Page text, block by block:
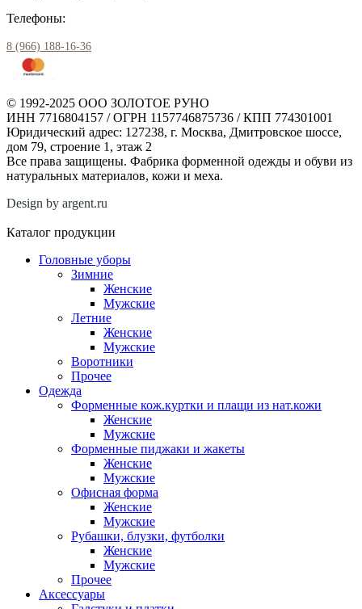
Телефоны:
8 (966) 188-16-36
© 1992-2025 ООО ЗОЛОТОЕ РУНО
ИНН 7716804157 / ОГРН 1157746875736 / КПП 774301001
Юридический адрес: 127238, г. Москва, Дмитровское шоссе,
дом 79, строение 1, этаж 2
Все права защищены. Фабрика форменной одежды и обуви из
натуральных материалов, кожи и меха.
Design by argent.ru
Каталог продукции
Головные уборы
Зимние
Женские
Мужские
Летние
Женские
Мужские
Воротники
Прочее
Одежда
Форменные кож.куртки и плащи из нат.кожи
Женские
Мужские
Форменные пиджаки и жакеты
Женские
Мужские
Офисная форма
Женские
Мужские
Рубашки, блузки, футболки
Женские
Мужские
Прочее
Аксессуары